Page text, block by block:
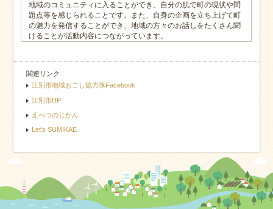
地域のコミュニティに入ることができ、自分の肌で町の現状や問
題点等を感じられることです。また、自身の企画を立ち上げて町
の魅力を発信することができ、地域の方々のお話しをたくさん聞
けることが活動内容につながっています。
関連リンク
江別市地域おこし協力隊Facebook
江別市HP
えべつのじかん
Let's SUMIKAE